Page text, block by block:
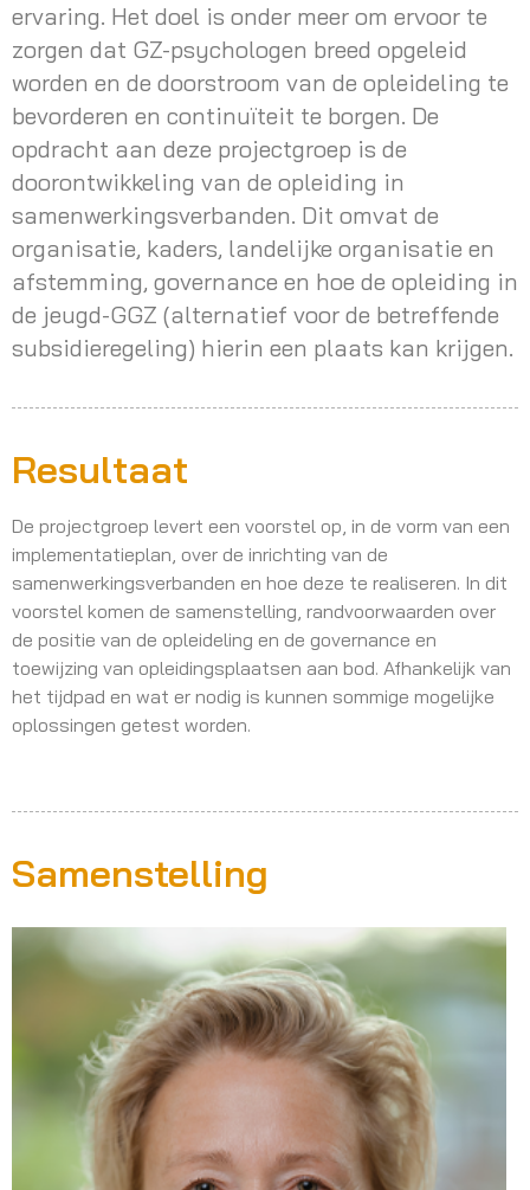
ervaring. Het doel is onder meer om ervoor te
zorgen dat GZ-psychologen breed opgeleid
worden en de doorstroom van de opleideling te
bevorderen en continuïteit te borgen. De
opdracht aan deze projectgroep is de
doorontwikkeling van de opleiding in
samenwerkingsverbanden. Dit omvat de
organisatie, kaders, landelijke organisatie en
afstemming, governance en hoe de opleiding in
de jeugd-GGZ (alternatief voor de betreffende
subsidieregeling) hierin een plaats kan krijgen.
Resultaat
De projectgroep levert een voorstel op, in de vorm van een
implementatieplan, over de inrichting van de
samenwerkingsverbanden en hoe deze te realiseren. In dit
voorstel komen de samenstelling, randvoorwaarden over
de positie van de opleideling en de governance en
toewijzing van opleidingsplaatsen aan bod. Afhankelijk van
het tijdpad en wat er nodig is kunnen sommige mogelijke
oplossingen getest worden.
Samenstelling